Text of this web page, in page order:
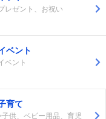
レゼント、お祝い
ベント
ベント
育て
子供、ベビー用品、育児